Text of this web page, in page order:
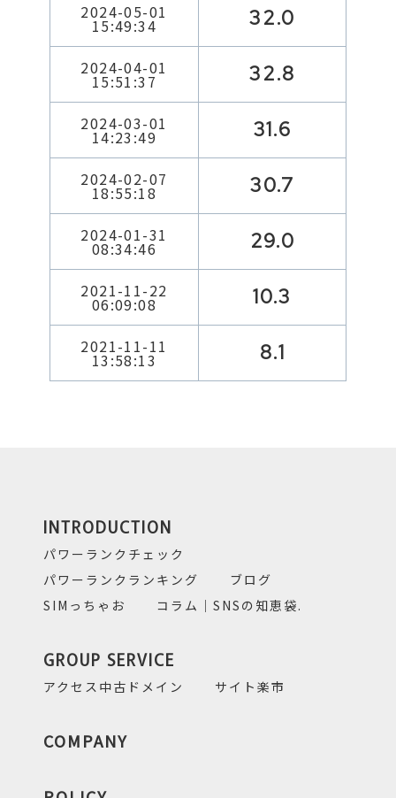
2024-05-01
15:49:34 32.0
2024-04-01
15:51:37 32.8
2024-03-01
14:23:49 31.6
2024-02-07
18:55:18 30.7
2024-01-31
08:34:46 29.0
2021-11-22
06:09:08 10.3
2021-11-11
13:58:13 8.1
INTRODUCTION
パワーランクチェック
パワーランクランキング
ブログ
SIMっちゃお
コラム｜SNSの知恵袋.
GROUP SERVICE
アクセス中古ドメイン サイト楽市
COMPANY